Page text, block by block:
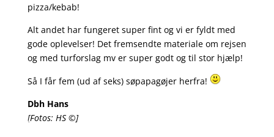
pizza/kebab!
Alt andet har fungeret super fint og vi er fyldt med
gode oplevelser! Det fremsendte materiale om rejsen
og med turforslag mv er super godt og til stor hjælp!
Så I får fem (ud af seks) søpapagøjer herfra!
Dbh Hans
[Fotos: HS ©]